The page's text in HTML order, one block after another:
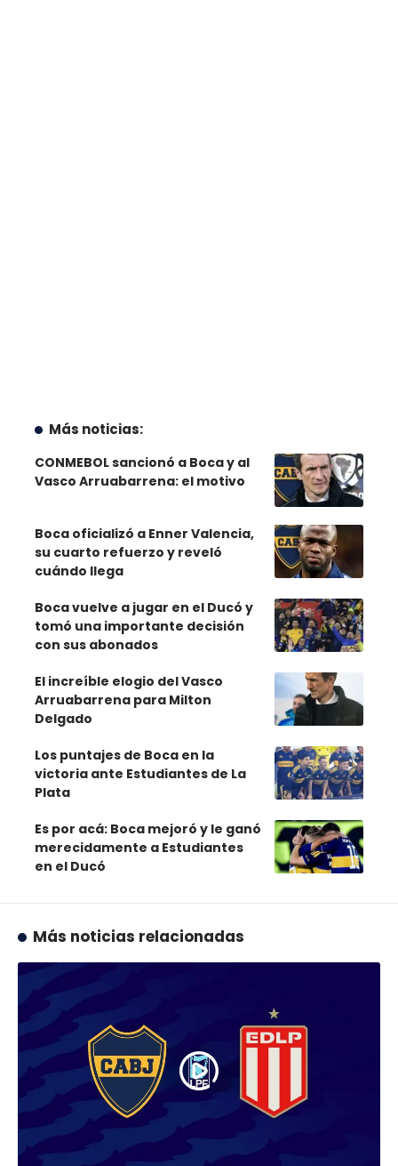
Más noticias:
CONMEBOL sancionó a Boca y al
Vasco Arruabarrena: el motivo
Boca oficializó a Enner Valencia,
su cuarto refuerzo y reveló
cuándo llega
Boca vuelve a jugar en el Ducó y
tomó una importante decisión
con sus abonados
El increíble elogio del Vasco
Arruabarrena para Milton
Delgado
Los puntajes de Boca en la
victoria ante Estudiantes de La
Plata
Es por acá: Boca mejoró y le ganó
merecidamente a Estudiantes
en el Ducó
Más noticias relacionadas